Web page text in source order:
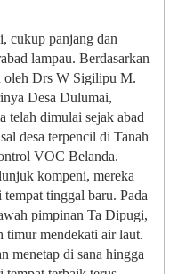
cukup panjang dan
lampau. Berdasarkan
oleh Drs W Sigilipu M.
Desa Dulumai,
telah dimulai sejak abad
desa terpencil di Tanah
VOC Belanda.
kompeni, mereka
tinggal baru. Pada
pimpinan Ta Dipugi,
timur mendekati air laut.
menetap di sana hingga